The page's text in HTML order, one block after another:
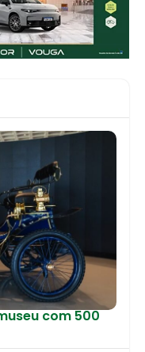
com 500